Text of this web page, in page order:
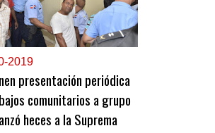
2019
presentación periódica
comunitarios a grupo
heces a la Suprema